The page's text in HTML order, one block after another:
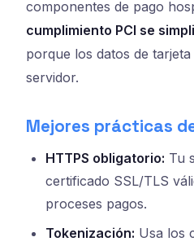
componentes de pago
cumplimiento PCI se
porque los datos de
servidor.
Mejores prácticas
HTTPS obligatorio: Tu
certificado SSL/TLS
proceses pagos.
Tokenización: Usa los